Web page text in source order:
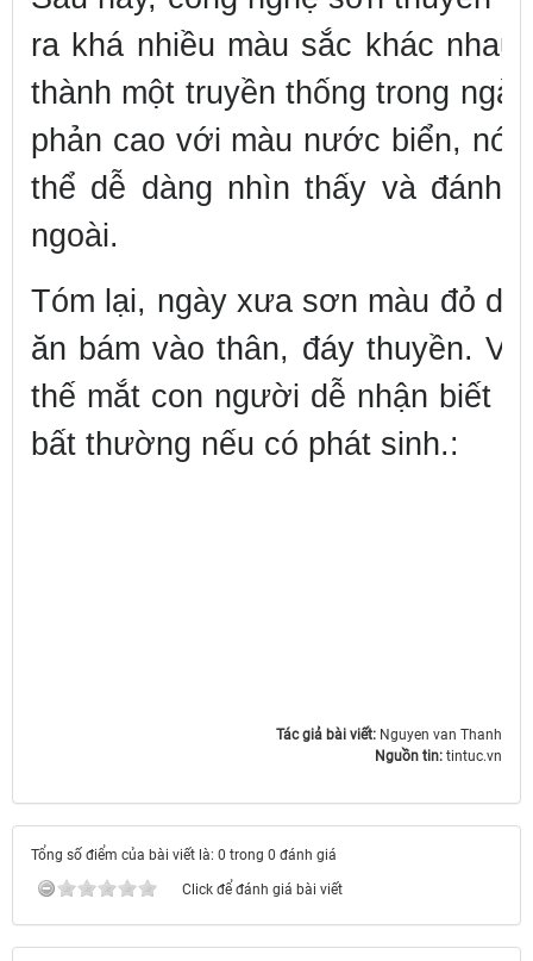
ra khá nhiều màu sắc khác
thành một truyền thống trong
phản cao với màu nước biển, nó
thể dễ dàng nhìn thấy và đánh
ngoài.
Tóm lại, ngày xưa sơn màu đỏ
ăn bám vào thân, đáy thuyền.
thế mắt con người dễ nhận biết
bất thường nếu có phát sinh.:
Tác giả bài viết: Nguyen van Thanh
Nguồn tin: tintuc.vn
Tổng số điểm của bài viết là: 0 trong 0 đánh giá
Click để đánh giá bài viết